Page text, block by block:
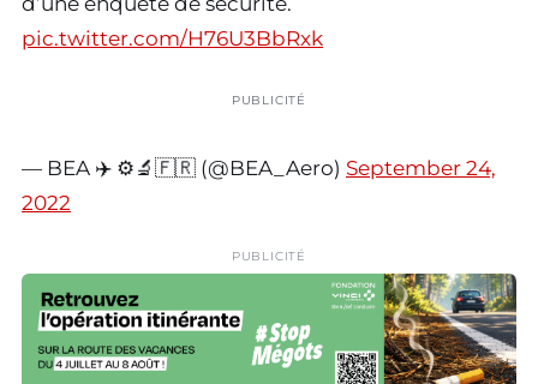
pic.twitter.com/H76U3BbRxk
PUBLICITÉ
— BEA ✈️ ⚙️🔬🇫🇷 (@BEA_Aero) September 24,
2022
PUBLICITÉ